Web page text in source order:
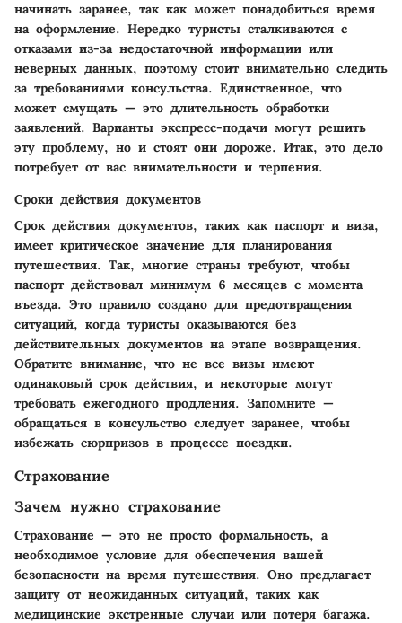
начинать заранее, так как может понадобиться время
на оформление. Нередко туристы сталкиваются с
отказами из-за недостаточной информации или
неверных данных, поэтому стоит внимательно следить
за требованиями консульства. Единственное, что
может смущать — это длительность обработки
заявлений. Варианты экспресс-подачи могут решить
эту проблему, но и стоят они дороже. Итак, это дело
потребует от вас внимательности и терпения.
Сроки действия документов
Срок действия документов, таких как паспорт и виза,
имеет критическое значение для планирования
путешествия. Так, многие страны требуют, чтобы
паспорт действовал минимум 6 месяцев с момента
въезда. Это правило создано для предотвращения
ситуаций, когда туристы оказываются без
действительных документов на этапе возвращения.
Обратите внимание, что не все визы имеют
одинаковый срок действия, и некоторые могут
требовать ежегодного продления. Запомните —
обращаться в консульство следует заранее, чтобы
избежать сюрпризов в процессе поездки.
Страхование
Зачем нужно страхование
Страхование — это не просто формальность, а
необходимое условие для обеспечения вашей
безопасности на время путешествия. Оно предлагает
защиту от неожиданных ситуаций, таких как
медицинские экстренные случаи или потеря багажа.